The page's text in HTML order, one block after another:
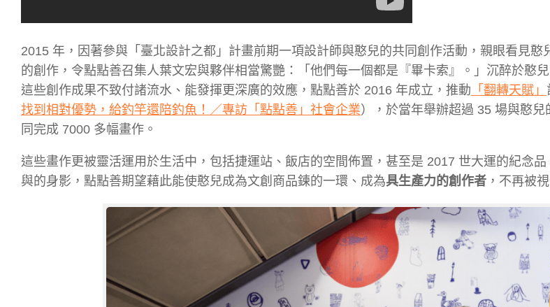
2015 年，因著參與「臺北設計之都」計畫前期一項設計師與憨兒的共同創作活動，親眼看見憨
的創作，令點點善召集人葉文宏與夥伴相當驚艷：「他們每一個都是『畢卡索』。」沉醉於憨
這些創作成果不致付諸流水、能發揮更深廣的效應，點點善於 2016 年成立，推動 「翻轉天賦」
找到相對優勢，給釣竿還陪釣魚！／專訪「點點善」社會企業），於當年舉辦超過 35 場與憨
同完成 7000 多幅畫作。
這些畫作更被靈活運用於生活中，包括捷運站、飯店的空間佈置，甚至是 2017 世大運的紀念
與的身影，點點善期望藉此能使憨兒成為文創商品鍊的一環、成為具生產力的創作者 ，不再被